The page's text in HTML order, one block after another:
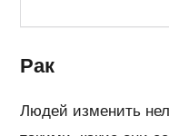
Рак
Людей изменить